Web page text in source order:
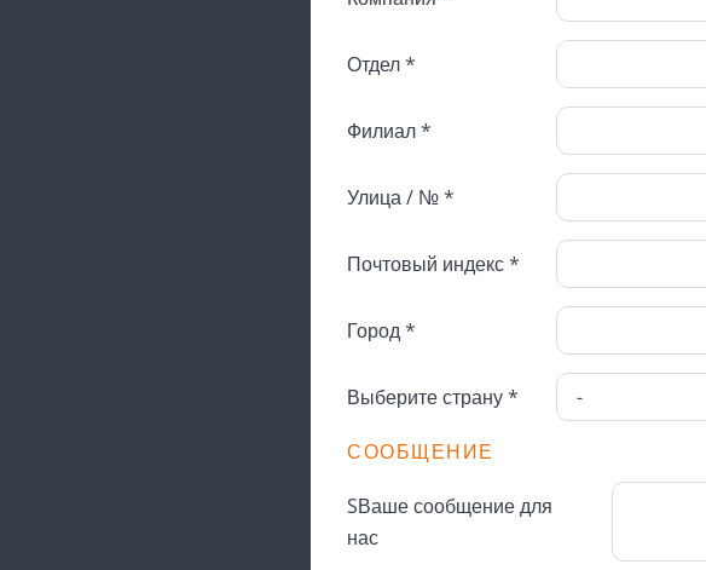
Отдел *
Филиал *
Улица / № *
Почтовый индекс *
Город *
Выберите страну *
СООБЩЕНИЕ
SВаше сообщение для
нас